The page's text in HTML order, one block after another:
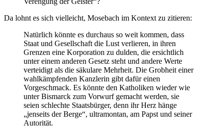
Da lohnt es sich vielleicht, Mosebach im Kontext zu zitieren:
Natürlich könnte es durchaus so weit kommen, dass
Staat und Gesellschaft die Lust verlieren, in ihren
Grenzen eine Korporation zu dulden, die ersichtlich
unter einem anderen Gesetz steht und andere Werte
verteidigt als die säkulare Mehrheit. Die Grobheit einer
wahlkämpfenden Kanzlerin gibt dafür einen
Vorgeschmack. Es könnte den Katholiken wieder wie
unter Bismarck zum Vorwurf gemacht werden, sie
seien schlechte Staatsbürger, denn ihr Herz hänge
„jenseits der Berge“, ultramontan, am Papst und seiner
Autorität.